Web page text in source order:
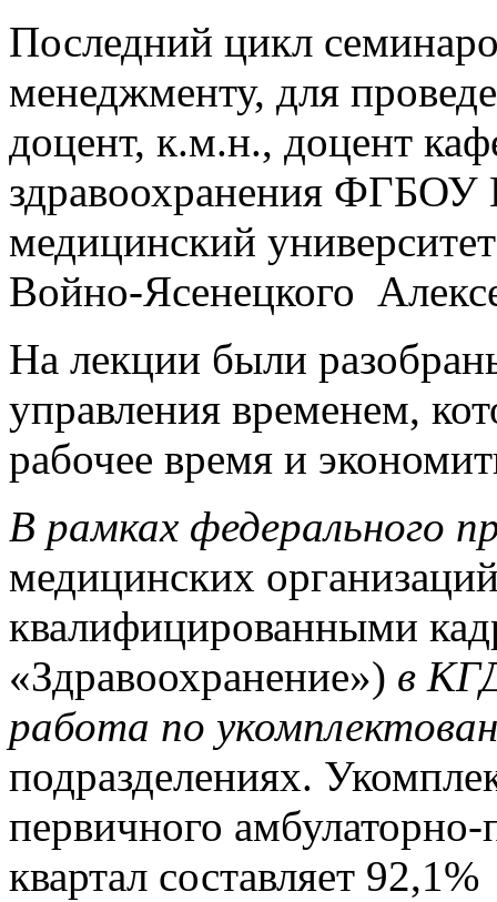
Последний цикл
менеджменту, для
доцент, к.м.н., доцент
здравоохранения ФГБОУ
медицинский
Войно-Ясенецкого
На лекции были
управления временем,
рабочее время и
В рамках федерального
медицинских
квалифицированными
«Здравоохранение») в
работа по
подразделениях.
первичного амбулаторно-
квартал составляет 92,1%